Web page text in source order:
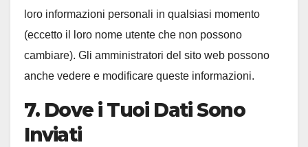
loro informazioni personali in qualsiasi momento
(eccetto il loro nome utente che non possono
cambiare). Gli amministratori del sito web possono
anche vedere e modificare queste informazioni.
7. Dove i Tuoi Dati Sono
Inviati